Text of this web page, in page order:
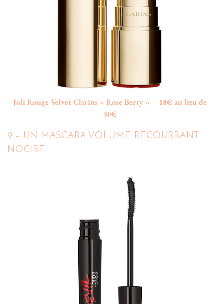
Joli Rouge Velvet Clarins « Rose Berry » – 18€ au lieu de
30€
9 – UN MASCARA VOLUME RECOURBANT
NOCIBÉ